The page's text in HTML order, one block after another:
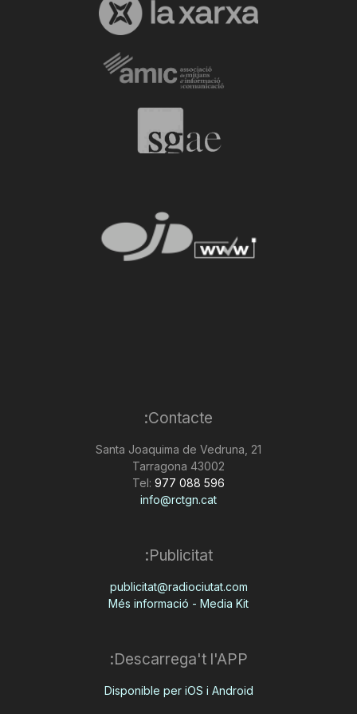
Contacte:
Santa Joaquima de Vedruna, 21
43002 Tarragona
Tel: 977 088 596
info@rctgn.cat
Publicitat:
publicitat@radiociutat.com
Més informació - Media Kit
Descarrega't l'APP:
Disponible per iOS i Android